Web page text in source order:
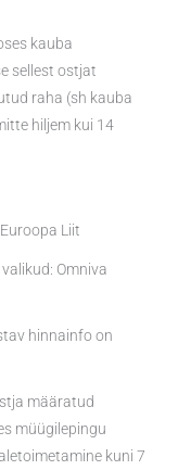
kauba
sellest ostjat
raha (sh kauba
hiljem kui 14
Liit
Omniva
hinnainfo on
määratud
müügilepingu
kuni 7